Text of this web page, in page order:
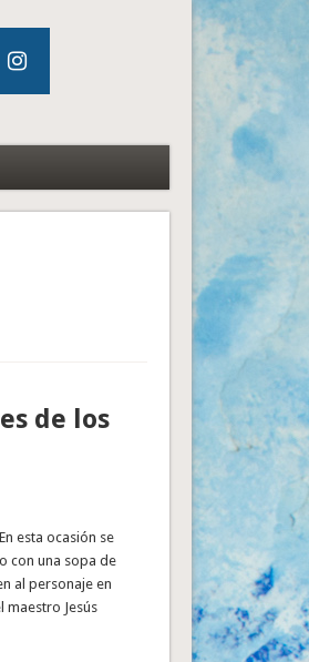
de los
esta ocasión se
con una sopa de
al personaje en
maestro Jesús